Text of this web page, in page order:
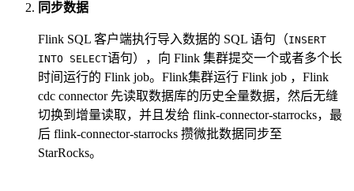
同步数据
Flink SQL 客户端执行导入数据的 SQL 语句（INSERT
INTO SELECT语句），向 Flink 集群提交一个或者多个长
时间运行的 Flink job。Flink集群运行 Flink job ，Flink
cdc connector 先读取数据库的历史全量数据，然后无缝
切换到增量读取，并且发给 flink-connector-starrocks，最
后 flink-connector-starrocks 攒微批数据同步至
StarRocks。